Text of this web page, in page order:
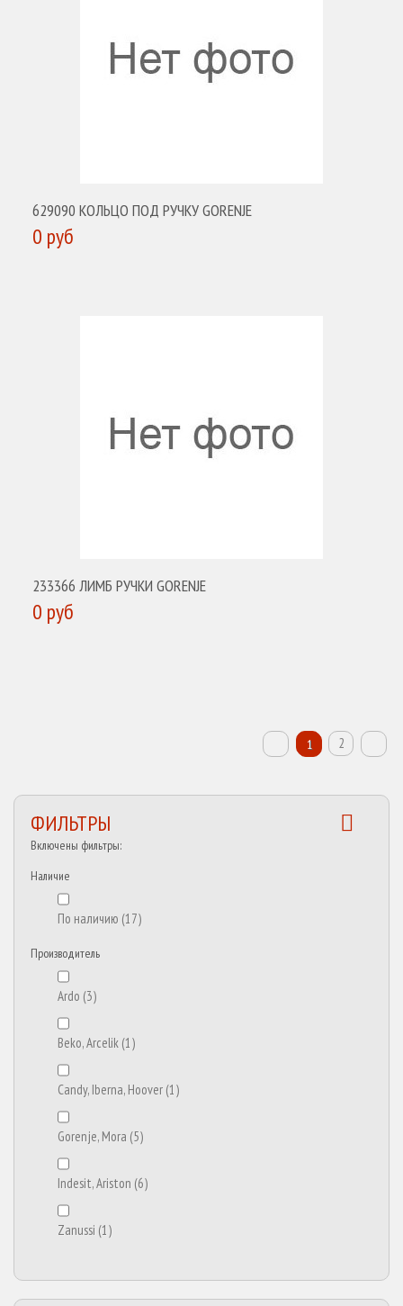
629090 КОЛЬЦО ПОД РУЧКУ GORENJE
0 руб
233366 ЛИМБ РУЧКИ GORENJE
0 руб
1 2
ФИЛЬТРЫ
Включены фильтры:
Наличие
По наличию (17)
Производитель
Ardo (3)
Beko, Arcelik (1)
Candy, Iberna, Hoover (1)
Gorenje, Mora (5)
Indesit, Ariston (6)
Zanussi (1)